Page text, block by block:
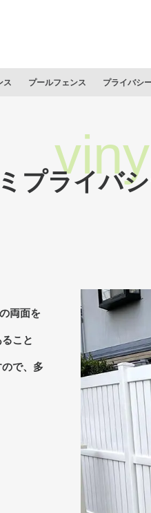
ス プールフェンス プライバシ
プライバ
両面を
こと
で、多